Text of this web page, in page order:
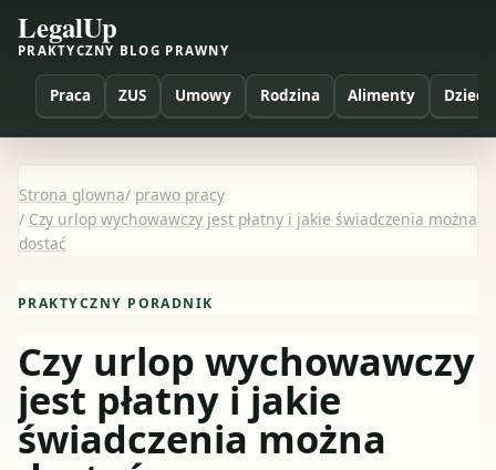
LegalUp
PRAKTYCZNY BLOG PRAWNY
Praca ZUS Umowy Rodzina Alimenty Dzieci
Strona glowna/ prawo pracy
/ Czy urlop wychowawczy jest płatny i jakie świadczenia można
dostać
PRAKTYCZNY PORADNIK
Czy urlop wychowawczy
jest płatny i jakie
świadczenia można